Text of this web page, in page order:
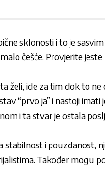
sklonosti i to je
češće. Provjerite jeste
želi, ide za tim dok to
“prvo ja” i nastoji
i ta stvar je ostala
stabilnost i pouzdanost,
Također mogu